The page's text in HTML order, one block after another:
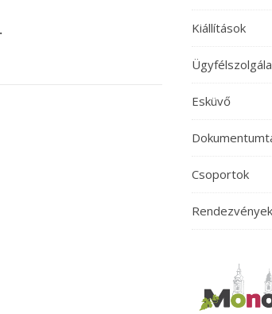
Kiállítások
Esküvő
Csoportok
Rendezvények